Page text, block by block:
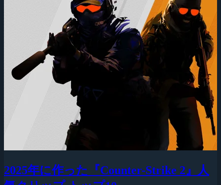
2025年に作った『Counter-Strike 2』人